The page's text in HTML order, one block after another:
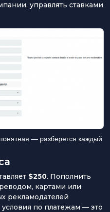
управлять ставками
— разберется каждый
$250. Пополнить
картами или
рекламодателей
по платежам — это